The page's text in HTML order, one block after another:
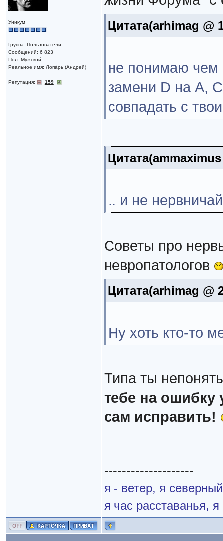
Уникум
Группа: Пользователи
Сообщений: 6 823
Пол: Мужской
Реальное имя: Лопáрь (Андрей)
Репутация: 159
Цитата(arhimag @
не понимаю чем
замени D на A,
совпадать с
.. и не
Советы про
невропатологов
Цитата(arhimag @
Ну хоть кто-то
Типа ты
тебе на ошибку
сам исправить!
--------------------
я - ветер, я
я час расставанья,